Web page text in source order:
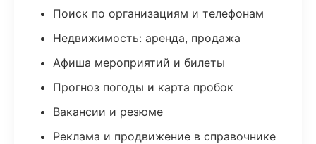
Поиск по организациям и телефонам
Недвижимость: аренда, продажа
Афиша мероприятий и билеты
Прогноз погоды и карта пробок
Вакансии и резюме
Реклама и продвижение в справочнике